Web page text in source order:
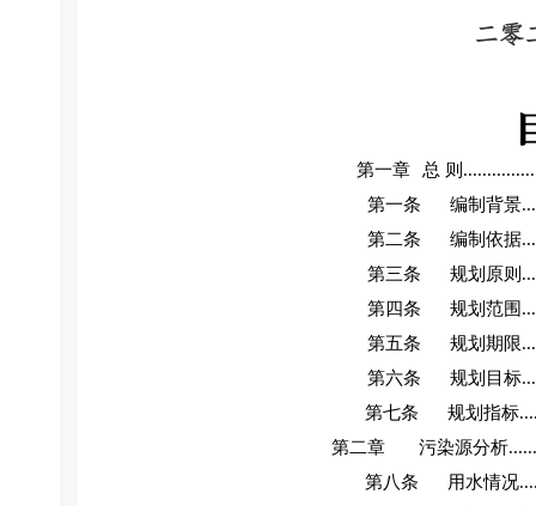
二零
第一章 总 则
第一条
编制背景
第二条
编制依据
第三条
规划原则
第四条
规划范围
第五条
规划期限
第六条
规划目标
第七条
规划指标
第二章
污染源分析
第八条
用水情况